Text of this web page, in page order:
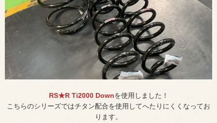
RS★R Ti2000 Downを使用しました！
こちらのシリーズではチタン配合を使用してへたりにくくなってお
ります。